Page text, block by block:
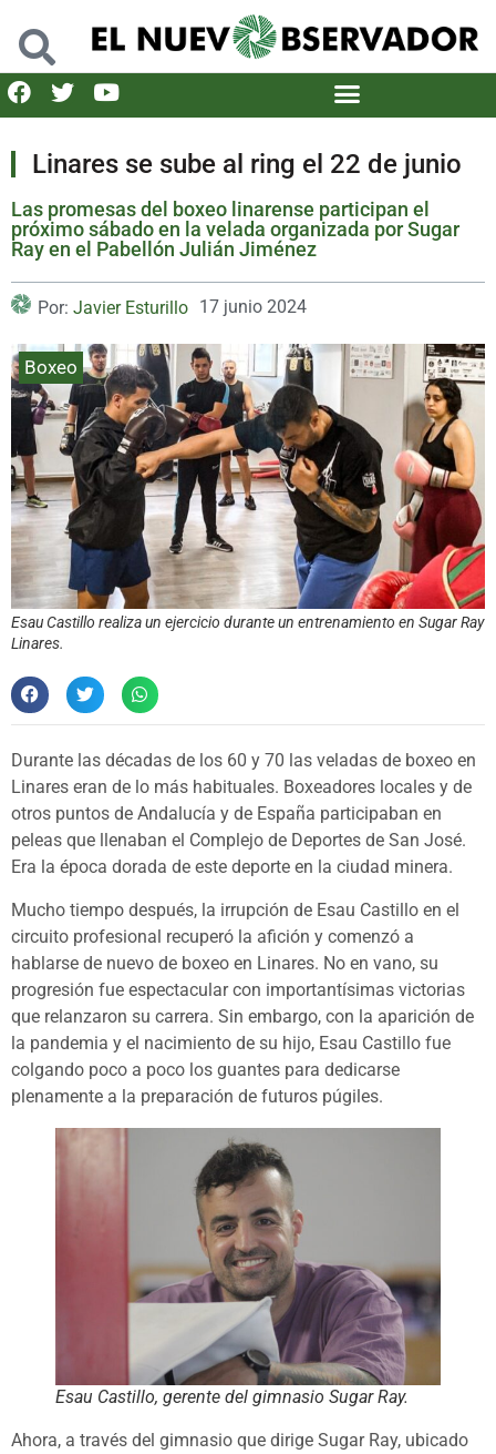
Linares se sube al ring el 22 de junio
Las promesas del boxeo linarense participan el
próximo sábado en la velada organizada por Sugar
Ray en el Pabellón Julián Jiménez
Por: Javier Esturillo 17 junio 2024
Boxeo
Esau Castillo realiza un ejercicio durante un entrenamiento en Sugar Ray
Linares.
Durante las décadas de los 60 y 70 las veladas de boxeo en
Linares eran de lo más habituales. Boxeadores locales y de
otros puntos de Andalucía y de España participaban en
peleas que llenaban el Complejo de Deportes de San José.
Era la época dorada de este deporte en la ciudad minera.
Mucho tiempo después, la irrupción de Esau Castillo en el
circuito profesional recuperó la afición y comenzó a
hablarse de nuevo de boxeo en Linares. No en vano, su
progresión fue espectacular con importantísimas victorias
que relanzaron su carrera. Sin embargo, con la aparición de
la pandemia y el nacimiento de su hijo, Esau Castillo fue
colgando poco a poco los guantes para dedicarse
plenamente a la preparación de futuros púgiles.
Esau Castillo, gerente del gimnasio Sugar Ray.
Ahora, a través del gimnasio que dirige Sugar Ray, ubicado